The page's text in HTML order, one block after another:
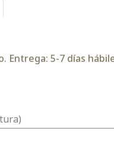
Entrega: 5-7 días